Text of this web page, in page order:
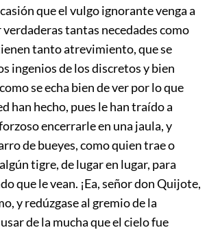
que el vulgo ignorante venga a
tantas necedades como
tanto atrevimiento, que se
ingenios de los discretos y bien
se echa bien de ver por lo que
han hecho, pues le han traído a
encerrarle en una jaula, y
de bueyes, como quien trae o
tigre, de lugar en lugar, para
que le vean. ¡Ea, señor don Quijote,
y redúzgase al gremio de la
de la mucha que el cielo fue